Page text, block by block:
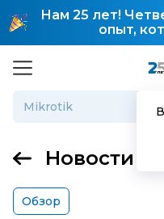
Нам 25 лет!
опыт,
Новости
Обзор